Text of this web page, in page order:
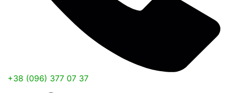
+38 (096) 377 07 37